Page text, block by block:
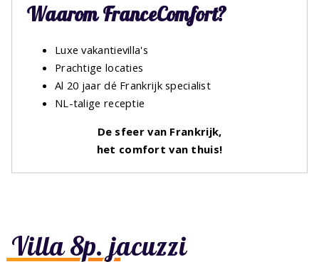
Villa 8p. jacuzzi
Waarom FranceComfort?
Luxe vakantievilla's
Prachtige locaties
Al 20 jaar dé Frankrijk specialist
NL-talige receptie
De sfeer van Frankrijk,
het comfort van thuis!